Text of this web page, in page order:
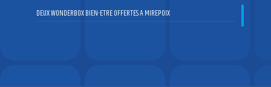
DEUX WONDERBOX BIEN-ETRE OFFERTES A MIREPOIX